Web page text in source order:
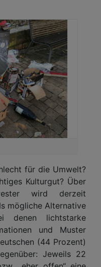
für die Umwelt?
Kulturgut? Über
wird derzeit
mögliche Alternative
denen lichtstarke
und Muster
(44 Prozent)
Jeweils 22